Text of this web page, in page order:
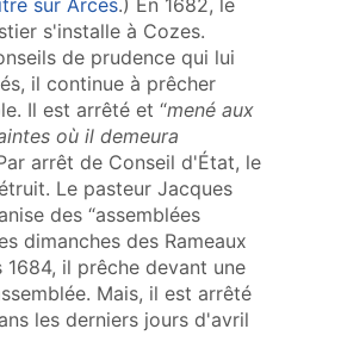
sur Arces.) En 1682, le
s'installe à Cozes.
de prudence qui lui
il continue à prêcher
Il est arrêté et “mené aux
où il demeura
arrêt de Conseil d'État, le
Le pasteur Jacques
des “assemblées
dimanches des Rameaux
1684, il prêche devant une
Mais, il est arrêté
les derniers jours d'avril